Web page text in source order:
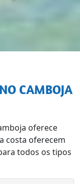
CAMBOJA
oferece
costa oferecem
todos os tipos